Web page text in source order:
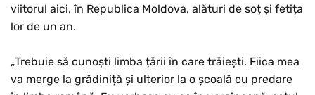
viitorul aici, în Republica Moldova, alături de soț și fetița
lor de un an.
„Trebuie să cunoști limba țării în care trăiești. Fiica mea
va merge la grădiniță și ulterior la o școală cu predare